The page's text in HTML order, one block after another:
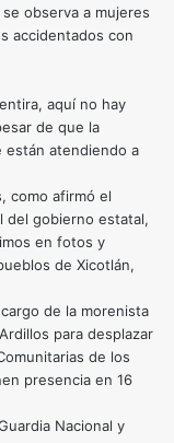
observa a mujeres
accidentados con
aquí no hay
de que la
están atendiendo a
como afirmó el
del gobierno estatal,
en fotos y
de Xicotlán,
de la morenista
para desplazar
de los
presencia en 16
Nacional y